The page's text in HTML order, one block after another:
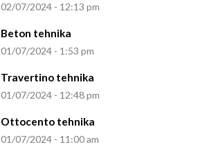
02/07/2024 - 12:13 pm
Beton tehnika
01/07/2024 - 1:53 pm
Travertino tehnika
01/07/2024 - 12:48 pm
Ottocento tehnika
01/07/2024 - 11:00 am